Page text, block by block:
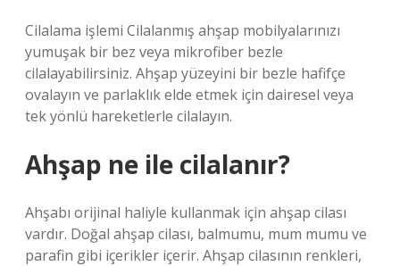
Cilalama işlemi Cilalanmış ahşap mobilyalarınızı
yumuşak bir bez veya mikrofiber bezle
cilalayabilirsiniz. Ahşap yüzeyini bir bezle hafifçe
ovalayın ve parlaklık elde etmek için dairesel veya
tek yönlü hareketlerle cilalayın.
Ahşap ne ile cilalanır?
Ahşabı orijinal haliyle kullanmak için ahşap cilası
vardır. Doğal ahşap cilası, balmumu, mum mumu ve
parafin gibi içerikler içerir. Ahşap cilasının renkleri,